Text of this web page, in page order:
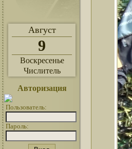
Август
9
Воскресенье
Числитель
Авторизация
Пользователь:
Пароль: